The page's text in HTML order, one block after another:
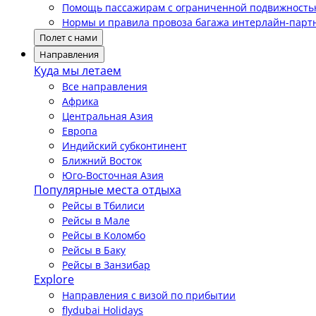
Помощь пассажирам с ограниченной
Нормы и правила провоза багажа интерлайн-
Полет с нами
Направления
Куда мы летаем
Все направления
Африка
Центральная Азия
Европа
Индийский субконтинент
Ближний Восток
Юго-Восточная Азия
Популярные места отдыха
Рейсы в Тбилиси
Рейсы в Мале
Рейсы в Коломбо
Рейсы в Баку
Рейсы в Занзибар
Explore
Направления с визой по прибытии
flydubai Holidays